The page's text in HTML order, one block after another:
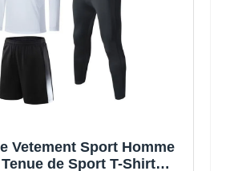
Vetement Sport Homme
de Sport T-Shirt